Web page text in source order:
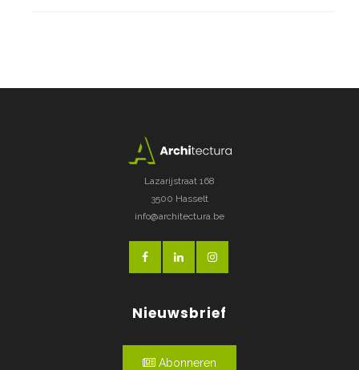
Lazarijstraat 168
3500 Hasselt
info@architectura.be
Nieuwsbrief
Abonneren